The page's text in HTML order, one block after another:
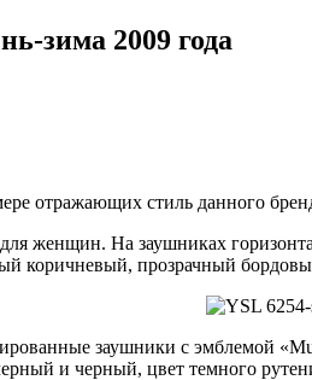
зима 2009 года
отражающих стиль данного
женщин. На заушниках
коричневый, прозрачный
заушники с эмблемой
и черный, цвет темного